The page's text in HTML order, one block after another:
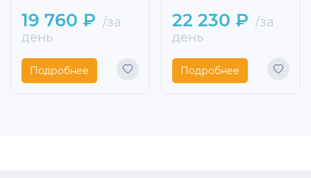
19 760 ₽ /за
день
Подробнее
22 230 ₽ /за
день
Подробнее